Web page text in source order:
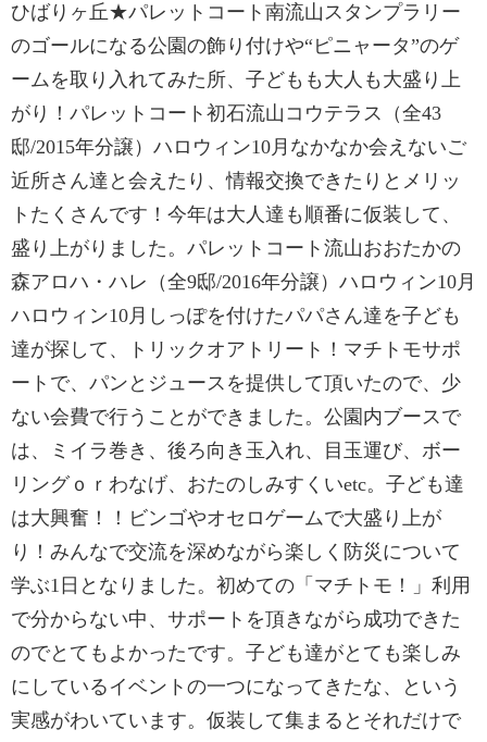
ひばりヶ丘★パレットコート南流山スタンプラリー
のゴールになる公園の飾り付けや“ピニャータ”のゲ
ームを取り入れてみた所、子どもも大人も大盛り上
がり！パレットコート初石流山コウテラス（全43
邸/2015年分譲）ハロウィン10月なかなか会えないご
近所さん達と会えたり、情報交換できたりとメリッ
トたくさんです！今年は大人達も順番に仮装して、
盛り上がりました。パレットコート流山おおたかの
森アロハ・ハレ（全9邸/2016年分譲）ハロウィン10月
ハロウィン10月しっぽを付けたパパさん達を子ども
達が探して、トリックオアトリート！マチトモサポ
ートで、パンとジュースを提供して頂いたので、少
ない会費で行うことができました。公園内ブースで
は、ミイラ巻き、後ろ向き玉入れ、目玉運び、ボー
リングｏｒわなげ、おたのしみすくいetc。子ども達
は大興奮！！ビンゴやオセロゲームで大盛り上が
り！みんなで交流を深めながら楽しく防災について
学ぶ1日となりました。初めての「マチトモ！」利用
で分からない中、サポートを頂きながら成功できた
のでとてもよかったです。子ども達がとても楽しみ
にしているイベントの一つになってきたな、という
実感がわいています。仮装して集まるとそれだけで